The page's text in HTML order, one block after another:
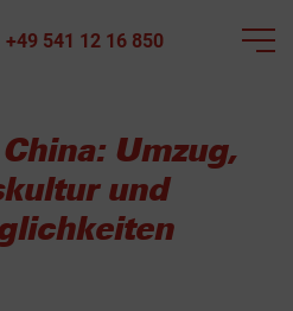
+49 541 12 16 850
Umzug,
und